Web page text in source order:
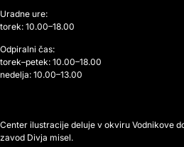
Uradne ure:
torek: 10.00–18.00
Odpiralni čas:
torek–petek: 10.00–18.00
nedelja: 10.00–13.00
Center ilustracije deluje v okviru Vodnikove
zavod Divja misel.